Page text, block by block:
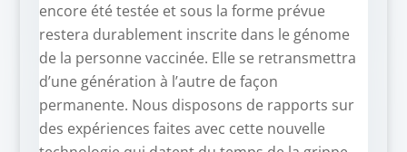
encore été testée et sous la forme prévue
restera durablement inscrite dans le génome
de la personne vaccinée. Elle se retransmettra
d’une génération à l’autre de façon
permanente. Nous disposons de rapports sur
des expériences faites avec cette nouvelle